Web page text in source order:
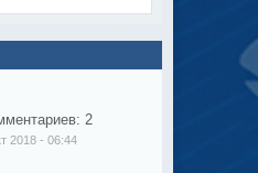
2
2018 - 06:44